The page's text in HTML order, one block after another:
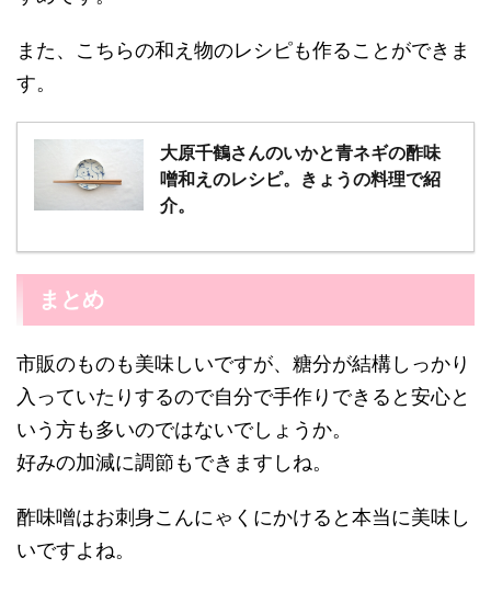
また、こちらの和え物のレシピも作ることができま
す。
大原千鶴さんのいかと青ネギの酢味
噌和えのレシピ。きょうの料理で紹
介。
まとめ
市販のものも美味しいですが、糖分が結構しっかり
入っていたりするので自分で手作りできると安心と
いう方も多いのではないでしょうか。
好みの加減に調節もできますしね。
酢味噌はお刺身こんにゃくにかけると本当に美味し
いですよね。